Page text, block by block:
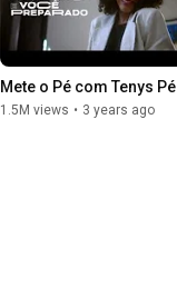
Mete o Pé com Tenys Pé
1.5M views • 3 years ago